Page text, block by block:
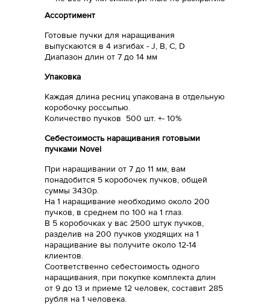
Ассортимент
Готовые пучки для наращивания
выпускаются в 4 изгибах - J, B, C, D
Диапазон длин от 7 до 14 мм
Упаковка
Каждая длина ресниц упакована в отдельную
коробочку россыпью.
Количество пучков 500 шт. +- 10%
Себестоимость наращивания готовыми
пучками Novel
При наращивании от 7 до 11 мм, вам
понадобится 5 коробочек пучков, общей
суммы 3430р.
На 1 наращивание необходимо около 200
пучков, в среднем по 100 на 1 глаз.
В 5 коробочках у вас 2500 штук пучков,
разделив на 200 пучков уходящих на 1
наращивание вы получите около 12-14
клиентов.
Соответственно себестоимость одного
наращивания, при покупке комплекта длин
от 9 до 13 и приеме 12 человек, составит 285
рубля на 1 человека.